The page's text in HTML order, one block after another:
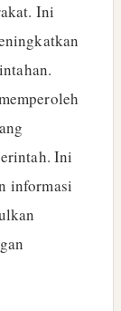
Ini
Ini
informasi